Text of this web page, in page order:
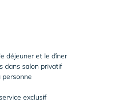
déjeuner et le dîner
dans salon privatif
personne
exclusif